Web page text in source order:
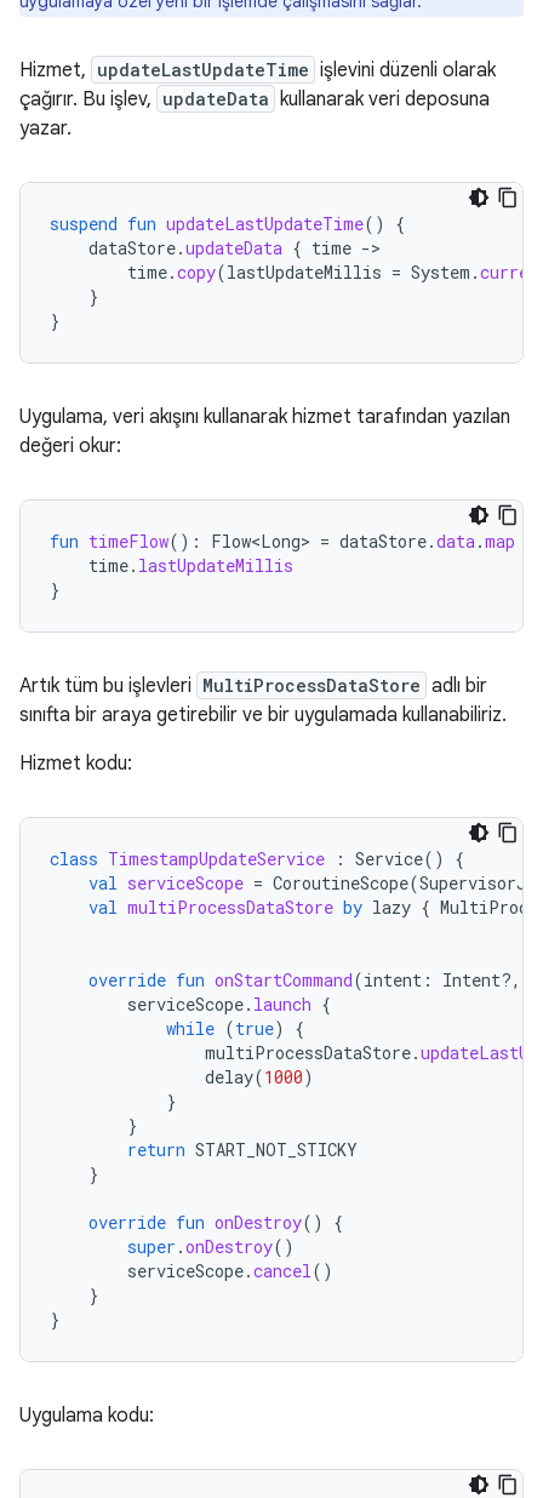
Hizmet, updateLastUpdateTime işlevini düzenli olarak
çağırır. Bu işlev, updateData kullanarak veri deposuna
yazar.
suspend fun updateLastUpdateTime()
{
dataStore.updateData { time -
time.copy(lastUpdateMillis = System .
}
}
Uygulama, veri akışını kullanarak hizmet tarafından yazılan
değeri okur:
fun timeFlow(): Flow<Long> = dataStore.data.map
time. lastUpdateMillis
}
Artık tüm bu işlevleri MultiProcessDataStore adlı bir
sınıfta bir araya getirebilir ve bir uygulamada kullanabiliriz.
Hizmet kodu:
class TimestampUpdateService : Service()
{
val serviceScope = CoroutineScope(
val multiProcessDataStore by lazy {
override fun onStartCommand(intent : Intent?,
serviceScope. launch {
while (true)
{
multiProcessDataStore.
delay(1000)
}
}
return START_NOT_STICKY
}
override fun onDestroy()
{
super .onDestroy()
serviceScope.cancel()
}
}
Uygulama kodu: